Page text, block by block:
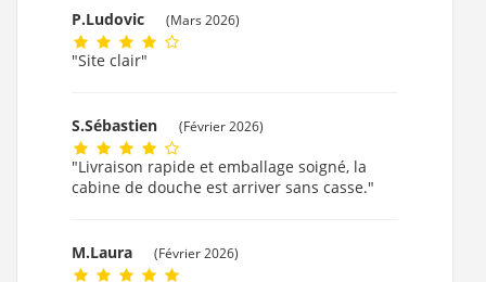
P.Ludovic (Mars 2026)
"Site clair"
S.Sébastien (Février 2026)
"Livraison rapide et emballage soigné, la
cabine de douche est arriver sans casse."
M.Laura (Février 2026)